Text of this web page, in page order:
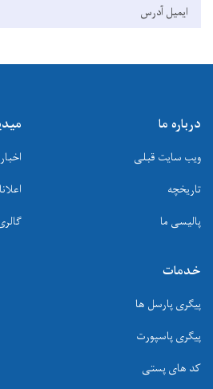
Email Address
درباره ما
ویب سایت قبلی
تاریخچه
پالیسی ما
اخبار
خدمات
پیگری پارسل ها
پیگری پاسپورت
کد های پستی